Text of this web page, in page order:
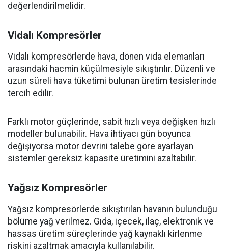
değerlendirilmelidir.
Vidalı Kompresörler
Vidalı kompresörlerde hava, dönen vida elemanları
arasındaki hacmin küçülmesiyle sıkıştırılır. Düzenli ve
uzun süreli hava tüketimi bulunan üretim tesislerinde
tercih edilir.
Farklı motor güçlerinde, sabit hızlı veya değişken hızlı
modeller bulunabilir. Hava ihtiyacı gün boyunca
değişiyorsa motor devrini talebe göre ayarlayan
sistemler gereksiz kapasite üretimini azaltabilir.
Yağsız Kompresörler
Yağsız kompresörlerde sıkıştırılan havanın bulunduğu
bölüme yağ verilmez. Gıda, içecek, ilaç, elektronik ve
hassas üretim süreçlerinde yağ kaynaklı kirlenme
riskini azaltmak amacıyla kullanılabilir.